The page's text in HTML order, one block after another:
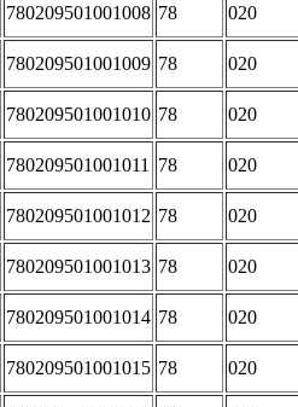
780209501001008 78 020
780209501001009 78 020
780209501001010 78 020
780209501001011 78 020
780209501001012 78 020
780209501001013 78 020
780209501001014 78 020
780209501001015 78 020